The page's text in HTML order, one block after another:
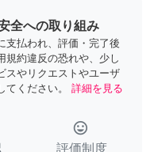
全への取り組み
支払われ、評価・完了後
規約違反の恐れや、少し
スやリクエストやユーザ
ください。
詳細を見る
tag_faces
評価制度